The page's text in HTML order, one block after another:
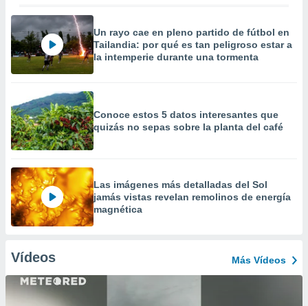
Un rayo cae en pleno partido de fútbol en
Tailandia: por qué es tan peligroso estar a
la intemperie durante una tormenta
Conoce estos 5 datos interesantes que
quizás no sepas sobre la planta del café
Las imágenes más detalladas del Sol
jamás vistas revelan remolinos de energía
magnética
Vídeos Más Vídeos